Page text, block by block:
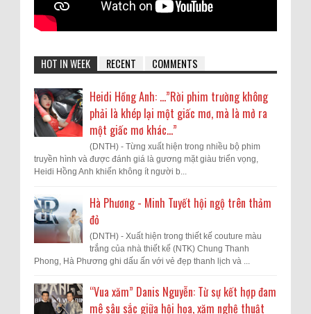
HOT IN WEEK RECENT COMMENTS
Heidi Hồng Anh: …”Rời phim trường không
phải là khép lại một giấc mơ, mà là mở ra
một giấc mơ khác...”
(DNTH) - Từng xuất hiện trong nhiều bộ phim
truyền hình và được đánh giá là gương mặt giàu triển vọng,
Heidi Hồng Anh khiến không ít người b...
Hà Phương - Minh Tuyết hội ngộ trên thảm
đỏ
(DNTH) - Xuất hiện trong thiết kế couture màu
trắng của nhà thiết kế (NTK) Chung Thanh
Phong, Hà Phương ghi dấu ấn với vẻ đẹp thanh lịch và ...
“Vua xăm” Danis Nguyễn: Từ sự kết hợp đam
mê sâu sắc giữa hội họa, xăm nghệ thuật